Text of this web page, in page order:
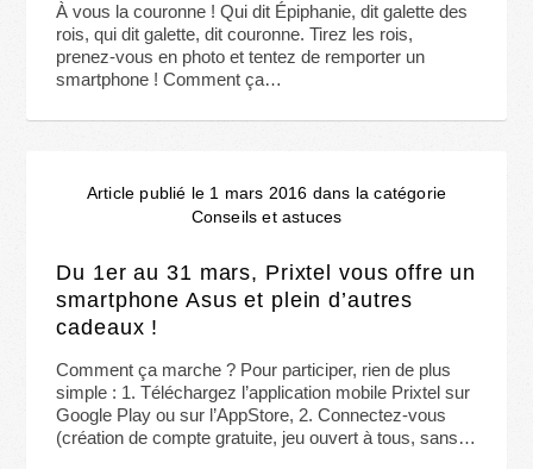
À vous la couronne ! Qui dit Épiphanie, dit galette des
rois, qui dit galette, dit couronne. Tirez les rois,
prenez-vous en photo et tentez de remporter un
smartphone ! Comment ça…
Article publié le 1 mars 2016 dans la catégorie
Conseils et astuces
Du 1er au 31 mars, Prixtel vous offre un
smartphone Asus et plein d’autres
cadeaux !
Comment ça marche ? Pour participer, rien de plus
simple : 1. Téléchargez l’application mobile Prixtel sur
Google Play ou sur l’AppStore, 2. Connectez-vous
(création de compte gratuite, jeu ouvert à tous, sans…